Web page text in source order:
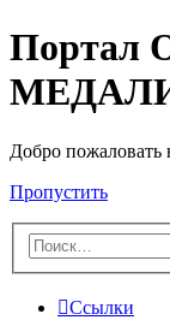
Портал
Добро пожаловать
Пропустить
Ссылки